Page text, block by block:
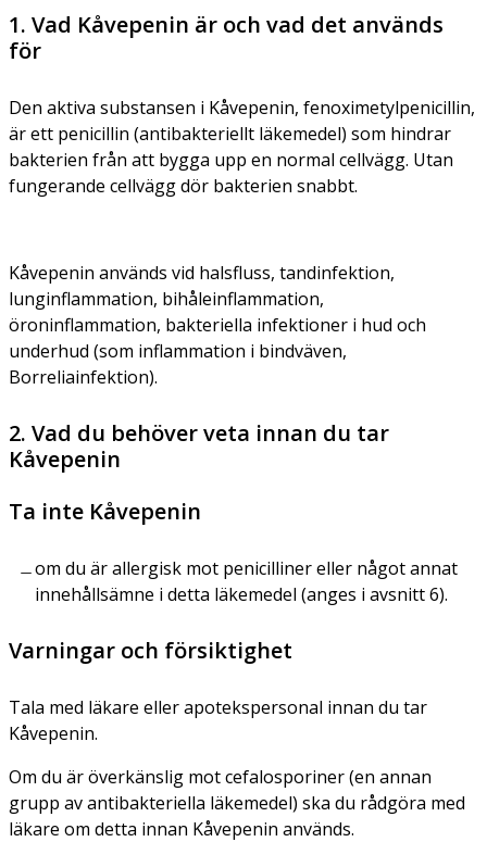
1. Vad Kåvepenin är och vad det används
för
Den aktiva substansen i Kåvepenin, fenoximetylpenicillin,
är ett penicillin (antibakteriellt läkemedel) som hindrar
bakterien från att bygga upp en normal cellvägg. Utan
fungerande cellvägg dör bakterien snabbt.
Kåvepenin används vid halsfluss, tandinfektion,
lunginflammation, bihåleinflammation,
öroninflammation, bakteriella infektioner i hud och
underhud (som inflammation i bindväven,
Borreliainfektion).
2. Vad du behöver veta innan du tar
Kåvepenin
Ta inte Kåvepenin
om du är allergisk mot penicilliner eller något annat
innehållsämne i detta läkemedel (anges i avsnitt 6).
Varningar och försiktighet
Tala med läkare eller apotekspersonal innan du tar
Kåvepenin.
Om du är överkänslig mot cefalosporiner (en annan
grupp av antibakteriella läkemedel) ska du rådgöra med
läkare om detta innan Kåvepenin används.